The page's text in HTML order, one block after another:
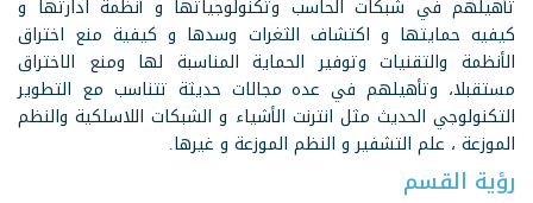
تأهيلهم في شبكات الحاسب وتكنولوجياتها و أنظمة ادارتها و
كيفيه حمايتها و اكتشاف الثغرات وسدها و كيفية منع اختراق
الأنظمة والتقنيات وتوفير الحماية المناسبة لها ومنع الاختراق
مستقبلا، وتأهيلهم في عده مجالات حديثة تتناسب مع التطوير
التكنولوجي الحديث مثل انترنت الأشياء و الشبكات اللاسلكية والنظم
الموزعة ، علم التشفير و النظم الموزعة و غيرها.
رؤية القسم